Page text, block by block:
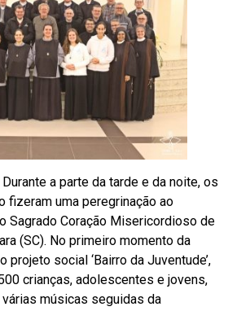
Durante a parte da tarde e da noite, os
fizeram uma peregrinação ao
Sagrado Coração Misericordioso de
(SC). No primeiro momento da
projeto social ‘Bairro da Juventude’,
crianças, adolescentes e jovens,
músicas seguidas da